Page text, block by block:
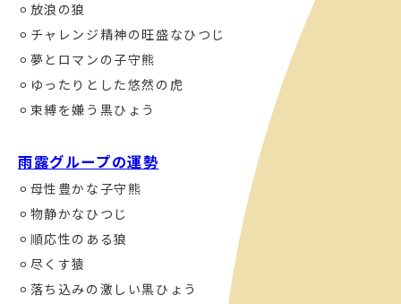
⚪︎放浪の狼
⚪︎チャレンジ精神の旺盛なひつじ
⚪︎夢とロマンの子守熊
⚪︎ゆったりとした悠然の虎
⚪︎束縛を嫌う黒ひょう
雨露グループの運勢
⚪︎母性豊かな子守熊
⚪︎物静かなひつじ
⚪︎順応性のある狼
⚪︎尽くす猿
⚪︎落ち込みの激しい黒ひょう